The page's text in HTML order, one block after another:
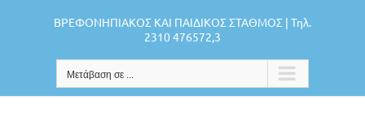
ΒΡΕΦΟΝΗΠΙΑΚΟΣ ΚΑΙ ΠΑΙΔΙΚΟΣ ΣΤΑΘΜΟΣ | Τηλ.
2310 476572,3
Μετάβαση σε ...